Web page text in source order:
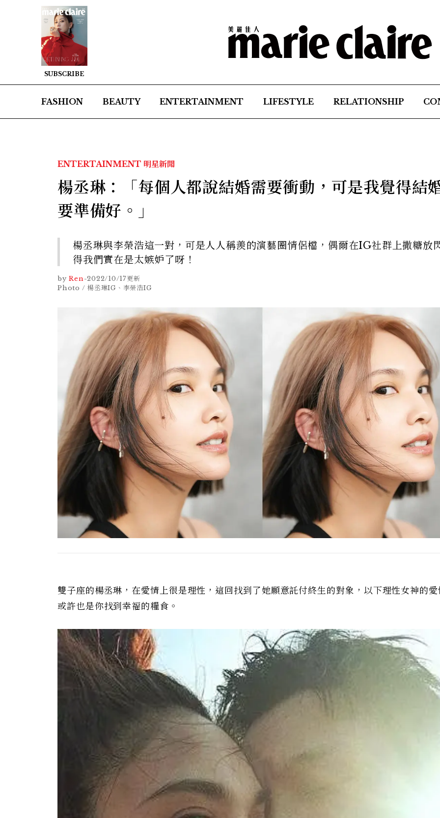
SUBSCRIBE
FASHION BEAUTY ENTERTAINMENT LIFESTYLE RELATIONSHIP
ENTERTAINMENT 明星新聞
楊丞琳：「每個人都說結婚需要衝動，可是我覺得結
要準備好。」
楊丞琳與李榮浩這一對，可是人人稱羨的演藝圈情侶檔，偶爾在IG社群上撒糖放
得我們實在是太嫉妒了呀！
by Ren-2022/10/17更新
Photo / 楊丞琳IG、李榮浩IG
雙子座的楊丞琳，在愛情上很是理性，這回找到了她願意託付終生的對象，以下理性女神的
或許也是你找到幸福的糧食。